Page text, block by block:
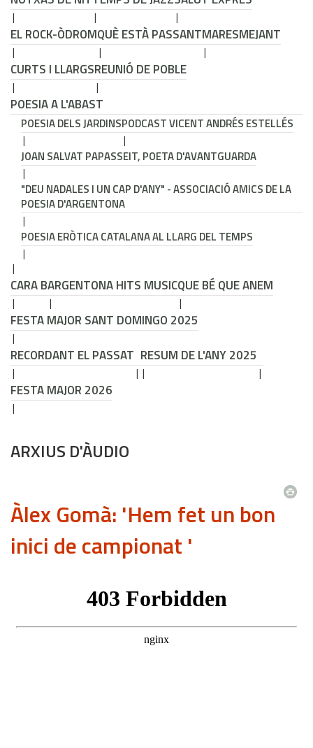
EL ROCK-ÒDROMQUÈ ESTÀ PASSANTMARESMEJANT
CURTS I LLARGSREUNIÓ DE POBLE
POESIA A L'ABAST
POESIA DELS JARDINSPODCAST VICENT ANDRÉS ESTELLÉS
JOAN SALVAT PAPASSEIT, POETA D'AVANTGUARDA
"DEU NADALES I UN CAP D'ANY" - ASSOCIACIÓ AMICS DE LA
POESIA D'ARGENTONA
POESIA ERÒTICA CATALANA AL LLARG DEL TEMPS
CARA BARGENTONA HITS MUSICQUE BÉ QUE ANEM
FESTA MAJOR SANT DOMINGO 2025
RECORDANT EL PASSAT RESUM DE L'ANY 2025
FESTA MAJOR 2026
ARXIUS D'ÀUDIO
Àlex Gomà: 'Hem fet un bon
inici de campionat '